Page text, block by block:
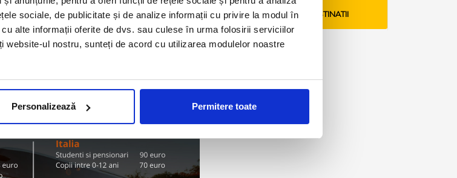
sociale, de publicitate și de analize informații cu privire la modul în
alte informații oferite de dvs. sau culese în urma folosirii serviciilor
ul nostru, sunteți de acord cu utilizarea modulelor noastre
Personalizează Permitere toate
Olanda VEZI TARIFE SI DESTINATII